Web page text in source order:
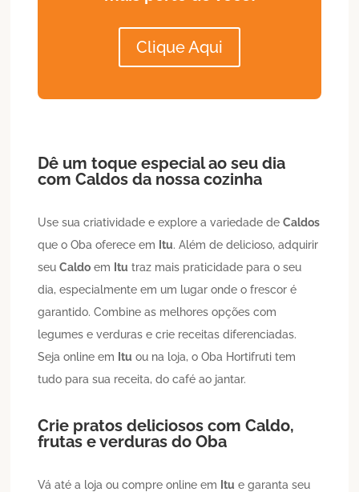
Clique Aqui
Dê um toque especial ao seu dia
comCaldos da nossa cozinha
Use sua criatividade e explore a variedade deCaldos
que o Oba oferece em Itu. Além de delicioso, adquirir
seuCaldo em Itu traz mais praticidade para o seu
dia, especialmente em um lugar onde o frescor é
garantido. Combine as melhores opções com
legumes e verduras e crie receitas diferenciadas.
Seja online em Itu ou na loja, o Oba Hortifruti tem
tudo para sua receita, do café ao jantar.
Crie pratos deliciosos comCaldo,
frutas e verduras do Oba
Vá até a loja ou compre online em Itu e garanta seu